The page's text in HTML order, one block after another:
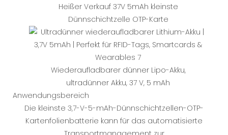
Heißer Verkauf 37V 5mAh kleinste
Dünnschichtzelle OTP-Karte
Wiederaufladbarer dünner Lipo-Akku,
ultradünner Akku, 37 V, 5 mAh
Anwendungsbereich
Die kleinste 3,7-V-5-mAh-Dünnschichtzellen-OTP-
Kartenfolienbatterie kann für das automatisierte